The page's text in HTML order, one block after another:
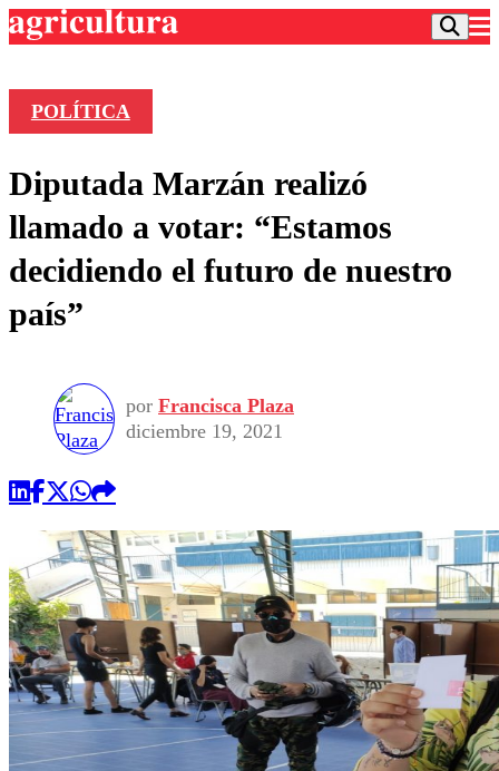
Frecuencias
Agricultura TV
Deportes
Colo Colo
Torneo Internacional
Torneo Nacional
Entretención
Internacional
Nacional
Programas
Comercial
POLÍTICA
Diputada Marzán realizó
llamado a votar: “Estamos
decidiendo el futuro de nuestro
país”
por Francisca Plaza
diciembre 19, 2021